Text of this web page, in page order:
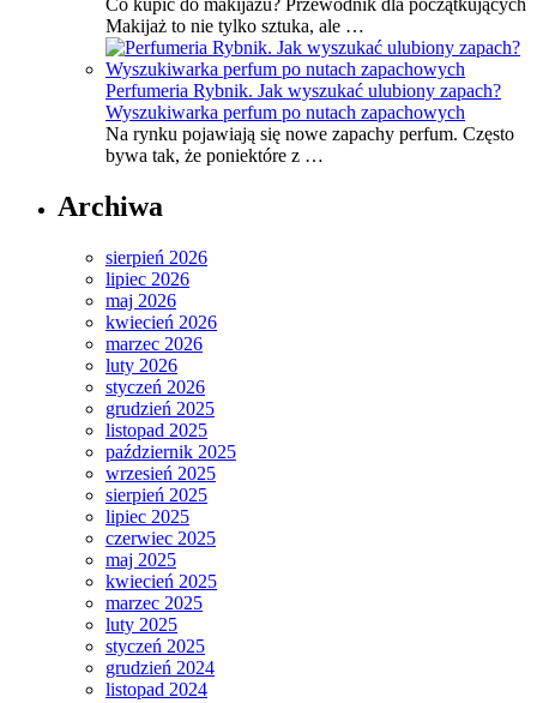
Co kupić do makijażu? Przewodnik dla początkujących
Makijaż to nie tylko sztuka, ale …
Perfumeria Rybnik. Jak wyszukać ulubiony zapach?
Wyszukiwarka perfum po nutach zapachowych
Na rynku pojawiają się nowe zapachy perfum. Często
bywa tak, że poniektóre z …
Archiwa
sierpień 2026
lipiec 2026
maj 2026
kwiecień 2026
marzec 2026
luty 2026
styczeń 2026
grudzień 2025
listopad 2025
październik 2025
wrzesień 2025
sierpień 2025
lipiec 2025
czerwiec 2025
maj 2025
kwiecień 2025
marzec 2025
luty 2025
styczeń 2025
grudzień 2024
listopad 2024